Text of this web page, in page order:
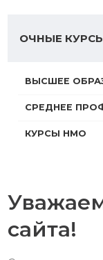
ОЧНЫЕ
ВЫСШЕЕ
СРЕДНЕЕ
КУРСЫ НМО
сайта!